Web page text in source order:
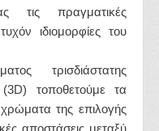
τις πραγματικές
ιδιομορφίες του
τρισδιάστατης
(3D) τοποθετούμε τα
της επιλογής
αποστάσεις μεταξύ